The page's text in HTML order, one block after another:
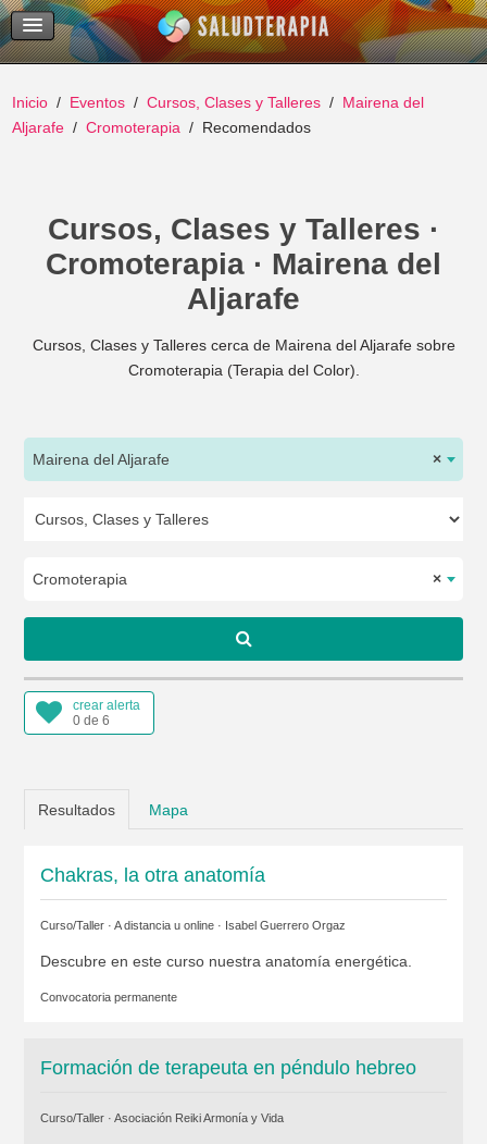
Temas Recientes
Buscar
Inicio Eventos Cursos, Clases y Talleres
Mairena del
Aljarafe
Cromoterapia Recomendados
Cursos, Clases y Talleres ·
Cromoterapia · Mairena del
Aljarafe
Cursos, Clases y Talleres cerca de Mairena del Aljarafe sobre
Cromoterapia (Terapia del Color).
×
Mairena del Aljarafe
×
Cromoterapia
crear alerta
0 de 6
Resultados Mapa
Chakras, la otra anatomía
Curso/Taller · A distancia u online · Isabel Guerrero Orgaz
Descubre en este curso nuestra anatomía energética.
Convocatoria permanente
Formación de terapeuta en péndulo hebreo
Curso/Taller · Asociación Reiki Armonía y Vida